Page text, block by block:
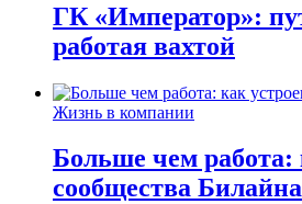
ГК «Император»:
работая вахтой
Жизнь в компании
Больше чем работа:
сообщества Билайна